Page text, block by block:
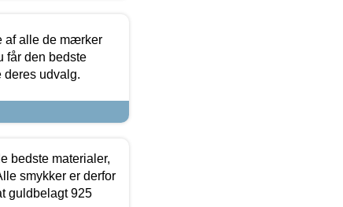
af alle de mærker
får den bedste
deres udvalg.
bedste materialer,
smykker er derfor
guldbelagt 925